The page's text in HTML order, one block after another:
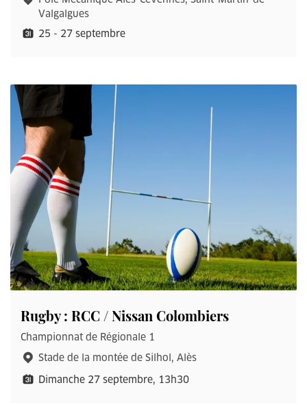
Valgalgues
25 - 27 septembre
Rugby : RCC / Nissan Colombiers
Championnat de Régionale 1
Stade de la montée de Silhol, Alès
Dimanche 27 septembre, 13h30